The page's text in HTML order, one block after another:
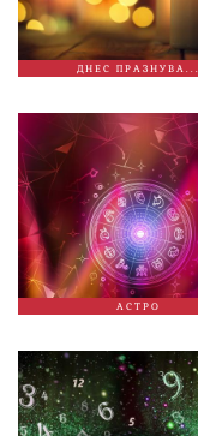
ДНЕС ПРАЗНУВА...
АСТРО